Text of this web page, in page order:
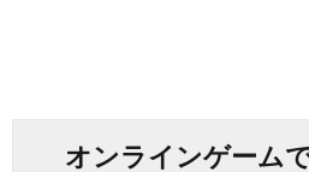
オンラインゲーム